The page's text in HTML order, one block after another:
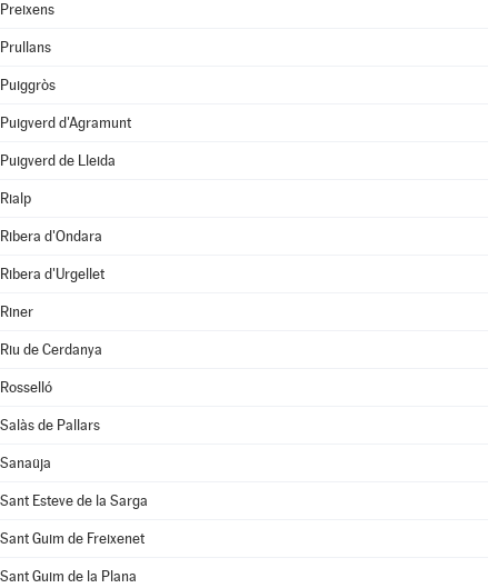
Preixens
Prullans
Puiggròs
Puigverd d'Agramunt
Puigverd de Lleida
Rialp
Ribera d'Ondara
Ribera d'Urgellet
Riner
Riu de Cerdanya
Rosselló
Salàs de Pallars
Sanaüja
Sant Esteve de la Sarga
Sant Guim de Freixenet
Sant Guim de la Plana